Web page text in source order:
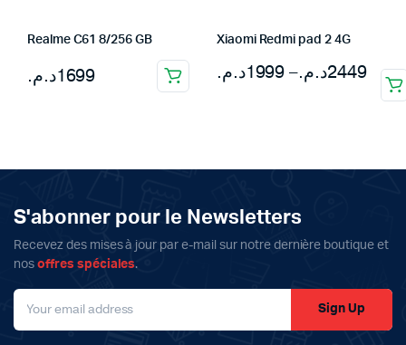
Realme C61 8/256 GB
1699د.م.
Xiaomi Redmi pad 2 4G
1999د.م. – 2449د.م.
Plage
à
S'abonner pour le Newsletters
Recevez des mises à jour par e-mail sur notre dernière boutique et
nos offres spéciales.
Sign Up